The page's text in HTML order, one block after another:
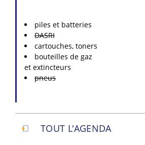
piles et batteries
DASRI
cartouches, toners
bouteilles de gaz
et extincteurs
pneus
TOUT L'AGENDA